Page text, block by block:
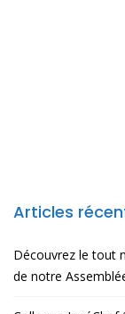
Articles
Découvrez le tout
de notre